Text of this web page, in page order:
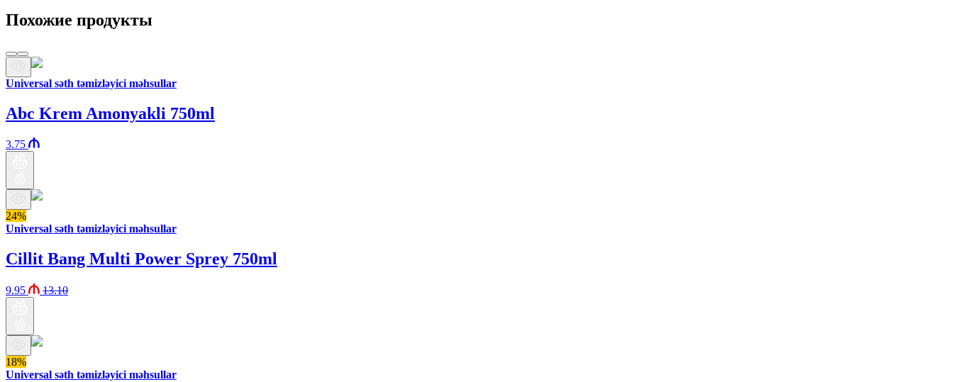
Похожие продукты
Universal səth təmizləyici məhsullar
Abc Krem Amonyakli 750ml
3.75
24%
Universal səth təmizləyici məhsullar
Cillit Bang Multi Power Sprey 750ml
9.95 13.10
18%
Universal səth təmizləyici məhsullar